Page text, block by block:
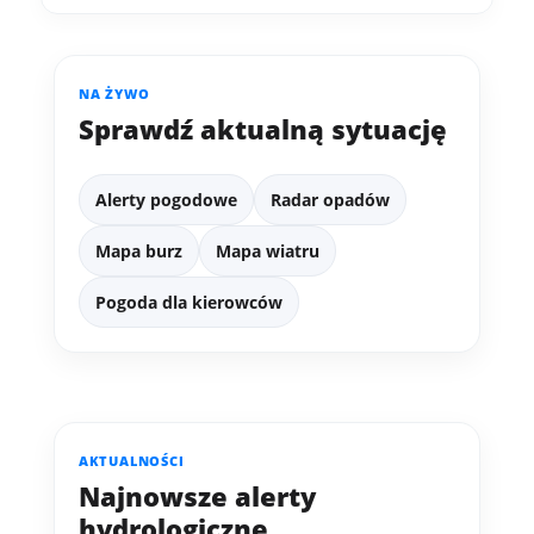
NA ŻYWO
Sprawdź aktualną sytuację
Alerty pogodowe Radar opadów
Mapa burz Mapa wiatru
Pogoda dla kierowców
AKTUALNOŚCI
Najnowsze alerty